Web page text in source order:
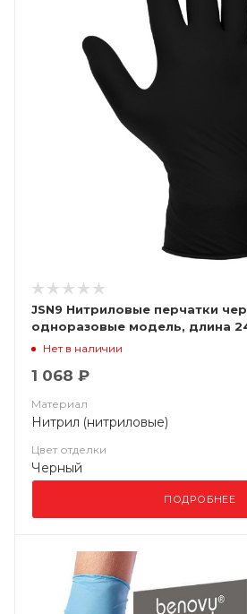
JSN9 Нитриловые перчатки
одноразовые модель, длина
0,15мм, (уп. 100шт) Jeta Saf
Нет в наличии
1 068 ₽
Материал
Нитрил (нитриловые)
Цвет отделки
Черный
ПОДРОБНЕЕ